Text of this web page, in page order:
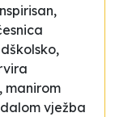
manirom
vježba